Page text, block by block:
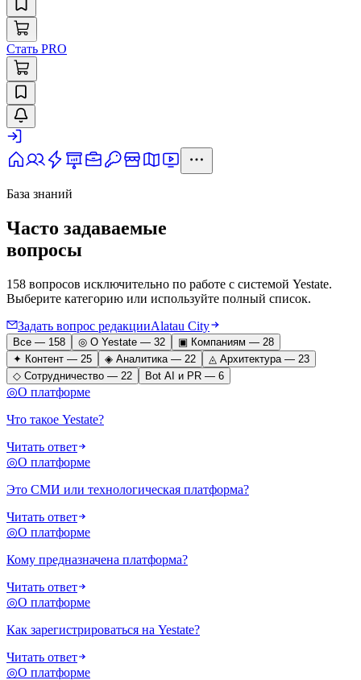
Стать PRO
База знаний
Часто задаваемые
вопросы
158 вопросов исключительно по работе с системой Yestate.
Выберите категорию или используйте полный список.
Задать вопрос редакцииAlatau City
Все — 158 ◎ О Yestate — 32 ▣ Компаниям — 28
✦ Контент — 25 ◈ Аналитика — 22 ◬ Архитектура — 23
◇ Сотрудничество — 22 Bot AI и PR — 6
◎О платформе
Что такое Yestate?
Читать ответ
◎О платформе
Это СМИ или технологическая платформа?
Читать ответ
◎О платформе
Кому предназначена платформа?
Читать ответ
◎О платформе
Как зарегистрироваться на Yestate?
Читать ответ
◎О платформе